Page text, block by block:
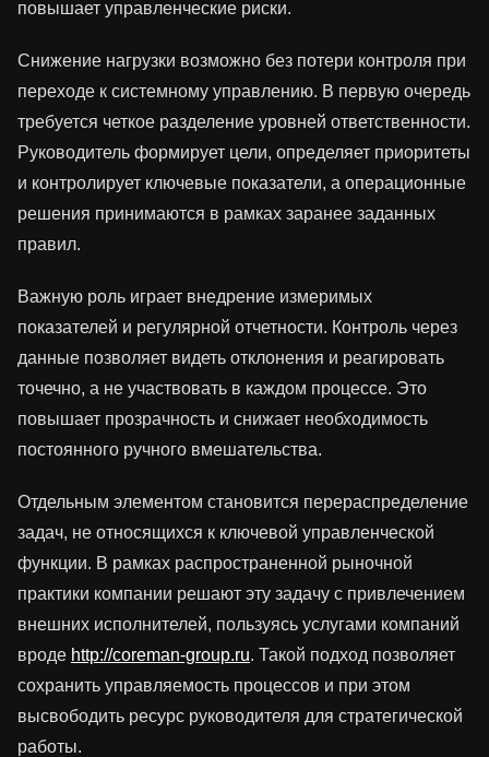
повышает управленческие риски.
Снижение нагрузки возможно без потери контроля при
переходе к системному управлению. В первую очередь
требуется четкое разделение уровней ответственности.
Руководитель формирует цели, определяет приоритеты
и контролирует ключевые показатели, а операционные
решения принимаются в рамках заранее заданных
правил.
Важную роль играет внедрение измеримых
показателей и регулярной отчетности. Контроль через
данные позволяет видеть отклонения и реагировать
точечно, а не участвовать в каждом процессе. Это
повышает прозрачность и снижает необходимость
постоянного ручного вмешательства.
Отдельным элементом становится перераспределение
задач, не относящихся к ключевой управленческой
функции. В рамках распространенной рыночной
практики компании решают эту задачу с привлечением
внешних исполнителей, пользуясь услугами компаний
вроде http://coreman-group.ru. Такой подход позволяет
сохранить управляемость процессов и при этом
высвободить ресурс руководителя для стратегической
работы.